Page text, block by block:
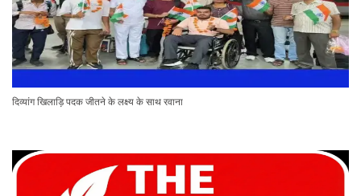
दिव्यांग खिलाड़ि पदक जीतने के लक्ष्य के साथ रवाना